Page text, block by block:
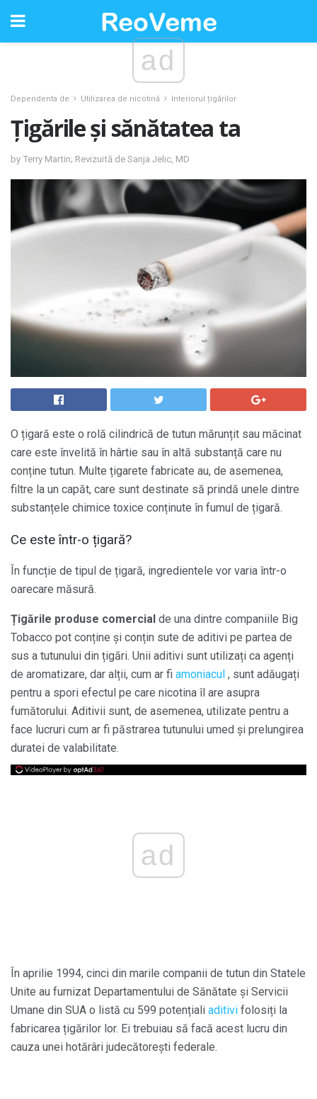
ad
Dependenta de Utilizarea de nicotină Interiorul țigărilor
Țigările și sănătatea ta
by Terry Martin; Revizuită de Sanja Jelic, MD
O țigară este o rolă cilindrică de tutun mărunțit sau măcinat
care este învelită în hârtie sau în altă substanță care nu
conține tutun. Multe țigarete fabricate au, de asemenea,
filtre la un capăt, care sunt destinate să prindă unele dintre
substanțele chimice toxice conținute în fumul de țigară.
Ce este într-o țigară?
În funcție de tipul de țigară, ingredientele vor varia într-o
oarecare măsură.
Țigările produse comercial de una dintre companiile Big
Tobacco pot conține și conțin sute de aditivi pe partea de
sus a tutunului din țigări. Unii aditivi sunt utilizați ca agenți
de aromatizare, dar alții, cum ar fi amoniacul , sunt adăugați
pentru a spori efectul pe care nicotina îl are asupra
fumătorului. Aditivii sunt, de asemenea, utilizate pentru a
face lucruri cum ar fi păstrarea tutunului umed și prelungirea
duratei de valabilitate.
ad
În aprilie 1994, cinci din marile companii de tutun din Statele
Unite au furnizat Departamentului de Sănătate și Servicii
Umane din SUA o listă cu 599 potențiali aditivi folosiți la
fabricarea țigărilor lor. Ei trebuiau să facă acest lucru din
cauza unei hotărâri judecătorești federale.